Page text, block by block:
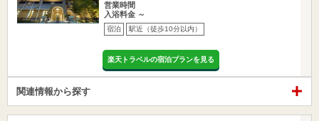
営業時間
入浴料金 ～
宿泊 駅近（徒歩10分以内）
楽天トラベルの宿泊プランを見る
関連情報から探す